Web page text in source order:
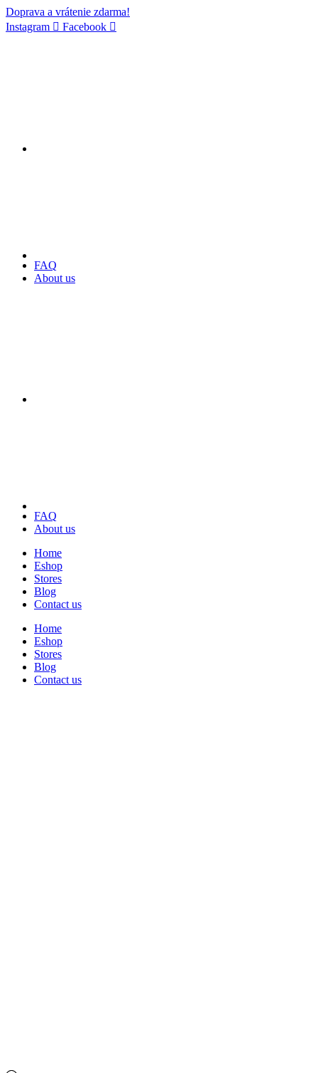
Doprava a vrátenie zdarma!
Instagram
Facebook
FAQ
About us
FAQ
About us
Home
Eshop
Stores
Blog
Contact us
Home
Eshop
Stores
Blog
Contact us